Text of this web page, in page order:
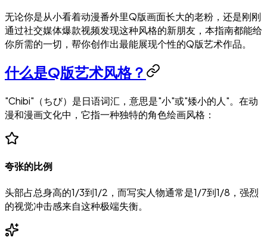
无论你是从小看着动漫番外里Q版画面长大的老粉，还是刚刚
通过社交媒体爆款视频发现这种风格的新朋友，本指南都能给
你所需的一切，帮你创作出最能展现个性的Q版艺术作品。
什么是Q版艺术风格？
"Chibi"（ちび）是日语词汇，意思是"小"或"矮小的人"。在动
漫和漫画文化中，它指一种独特的角色绘画风格：
夸张的比例
头部占总身高的1/3到1/2，而写实人物通常是1/7到1/8，强烈
的视觉冲击感来自这种极端失衡。